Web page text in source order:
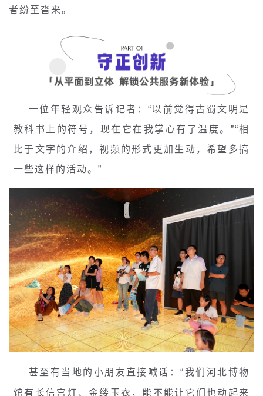
者纷至沓来。
一位年轻观众告诉记者：“以前觉得古蜀文明是
教科书上的符号，现在它在我掌心有了温度。”“相
比于文字的介绍，视频的形式更加生动，希望多搞
一些这样的活动。”
甚至有当地的小朋 友直接喊话：“我们河北博物
馆有长信宫灯、金缕玉衣，能不能让它们也动起来